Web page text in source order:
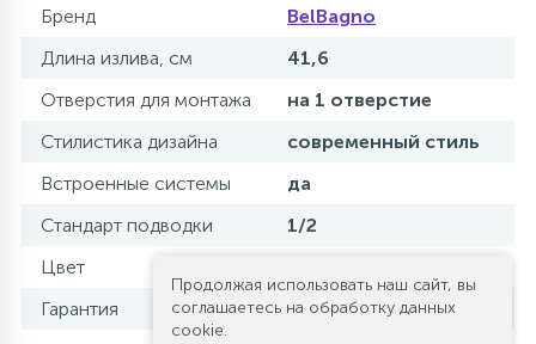
Бренд
BelBagno
Длина излива, см
41,6
Отверстия для монтажа
на 1 отверстие
Стилистика дизайна
современный стиль
Встроенные системы
да
Стандарт подводки
1/2
Цвет
Гарантия
5 лет
Продолжая использовать наш сайт, вы
соглашаетесь на обработку данных
cookie.